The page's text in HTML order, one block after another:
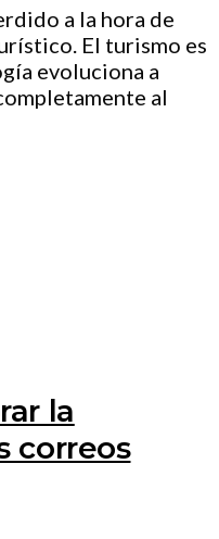
a la hora de
El turismo es
evoluciona a
al
la
correos